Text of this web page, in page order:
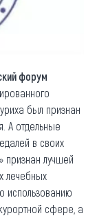
форум
был признан
А отдельные
в своих
признан лучшей
лечебных
использованию
сфере, а